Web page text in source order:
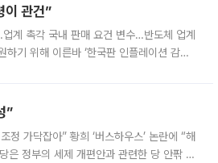
이 관건”
계 촉각 국내 판매 요건 변수…반도체 업계
기 위해 이른바 ‘한국판 인플레이션 감축
”
가닥잡아” 황희 ‘버스하우스’ 논란에 “해
은 정부의 세제 개편안과 관련한 당 안팎 의